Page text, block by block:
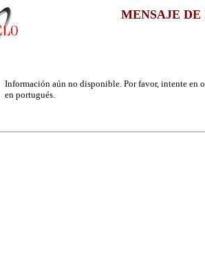
MENSAJE
Información aún no disponible. Por favor, intente en
en portugués.